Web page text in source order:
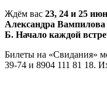
Ждём вас 23, 24 и 25
Александра Вампилова
Б. Начало каждой
Билеты на «Свидания»
39-74 и 8904 111 81 18.